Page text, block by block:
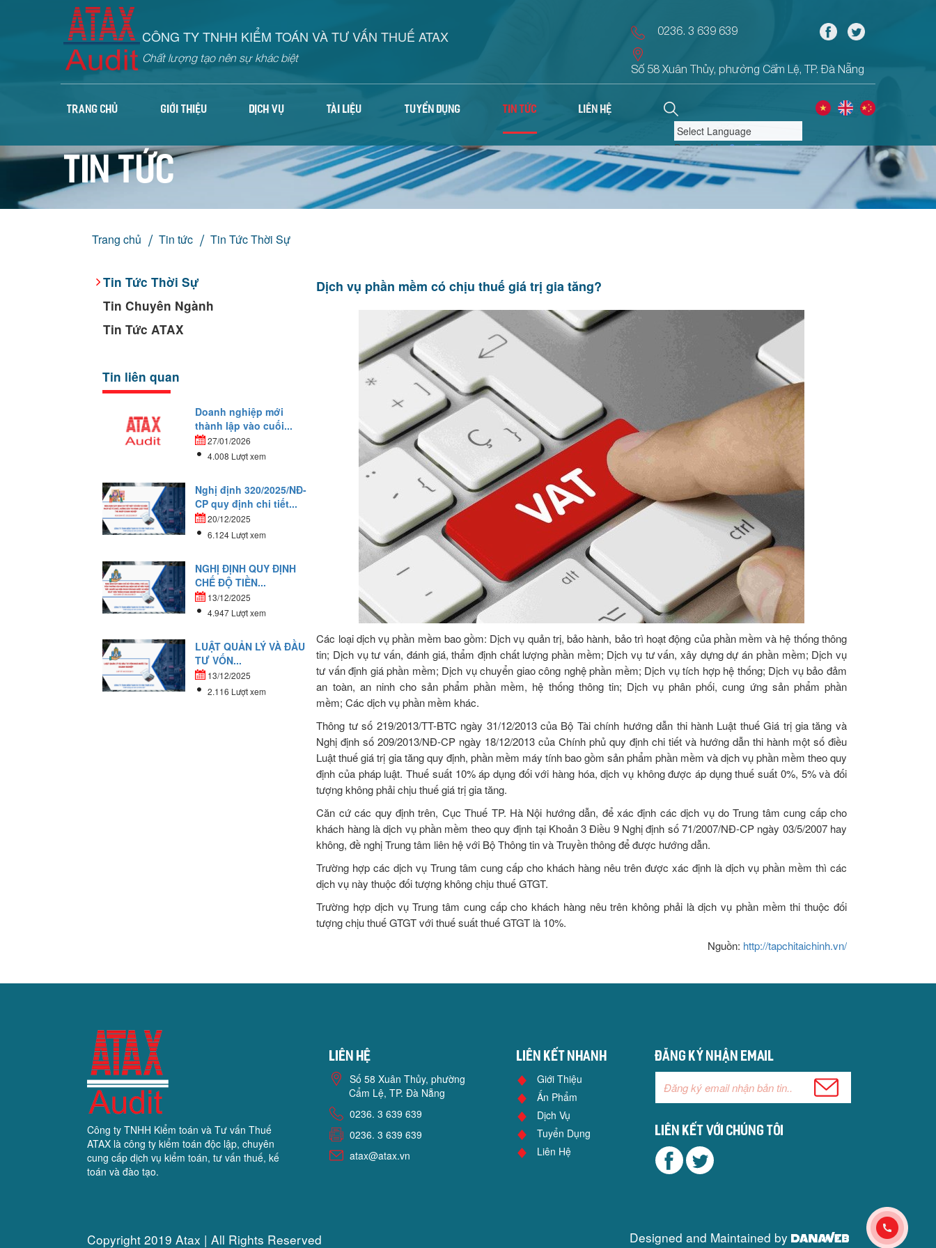
CÔNG TY TNHH KIỂM TOÁN VÀ TƯ VẤN THUẾ ATAX
Chất lượng tạo nên sự khác biệt
0236. 3 639 639
Số 58 Xuân Thủy, phường Cẩm Lệ, TP. Đà Nẵng
TRANG CHỦ GIỚI THIỆU DỊCH VỤ TÀI LIỆU TUYỂN DỤNG TIN TỨC LIÊN HỆ
Powered by Translate
Tin tức
Trang chủ Tin tức Tin Tức Thời Sự
Tin Tức Thời Sự
Tin Chuyên Ngành
Tin Tức ATAX
Tin liên quan
Doanh nghiệp mới
thành lập vào cuối...
27/01/2026
4.008 Lượt xem
Nghị định 320/2025/NĐ-
CP quy định chi tiết...
20/12/2025
6.124 Lượt xem
NGHỊ ĐỊNH QUY ĐỊNH
CHẾ ĐỘ TIỀN...
13/12/2025
4.947 Lượt xem
LUẬT QUẢN LÝ VÀ ĐẦU
TƯ VỐN...
13/12/2025
2.116 Lượt xem
Dịch vụ phần mềm có chịu thuế giá trị gia tăng?
Các loại dịch vụ phần mềm bao gồm: Dịch vụ quản trị, bảo hành, bảo trì hoạt động của phần mềm và hệ thống thông
tin; Dịch vụ tư vấn, đánh giá, thẩm định chất lượng phần mềm; Dịch vụ tư vấn, xây dựng dự án phần mềm; Dịch vụ
tư vấn định giá phần mềm; Dịch vụ chuyển giao công nghệ phần mềm; Dịch vụ tích hợp hệ thống; Dịch vụ bảo đảm
an toàn, an ninh cho sản phẩm phần mềm, hệ thống thông tin; Dịch vụ phân phối, cung ứng sản phẩm phần
mềm; Các dịch vụ phần mềm khác.
Thông tư số 219/2013/TT-BTC ngày 31/12/2013 của Bộ Tài chính hướng dẫn thi hành Luật thuế Giá trị gia tăng và
Nghị định số 209/2013/NĐ-CP ngày 18/12/2013 của Chính phủ quy định chi tiết và hướng dẫn thi hành một số điều
Luật thuế giá trị gia tăng quy định, phần mềm máy tính bao gồm sản phẩm phần mềm và dịch vụ phần mềm theo quy
định của pháp luật. Thuế suất 10% áp dụng đối với hàng hóa, dịch vụ không được áp dụng thuế suất 0%, 5% và đối
tượng không phải chịu thuế giá trị gia tăng.
Căn cứ các quy định trên, Cục Thuế TP. Hà Nội hướng dẫn, để xác định các dịch vụ do Trung tâm cung cấp cho
khách hàng là dịch vụ phần mềm theo quy định tại Khoản 3 Điều 9 Nghị định số 71/2007/NĐ-CP ngày 03/5/2007 hay
không, đề nghị Trung tâm liên hệ với Bộ Thông tin và Truyền thông để được hướng dẫn.
Trường hợp các dịch vụ Trung tâm cung cấp cho khách hàng nêu trên được xác định là dịch vụ phần mềm thì các
dịch vụ này thuộc đối tượng không chịu thuế GTGT.
Trường hợp dịch vụ Trung tâm cung cấp cho khách hàng nêu trên không phải là dịch vụ phần mềm thi thuộc đối
tượng chịu thuế GTGT với thuế suất thuế GTGT là 10%.
Nguồn: http://tapchitaichinh.vn/
Công ty TNHH Kiểm toán và Tư vấn Thuế
ATAX là công ty kiểm toán độc lập, chuyên
cung cấp dịch vụ kiểm toán, tư vấn thuế, kế
toán và đào tạo.
Liên hệ
Số 58 Xuân Thủy, phường
Cẩm Lệ, TP. Đà Nẵng
0236. 3 639 639
0236. 3 639 639
atax@atax.vn
Liên kết nhanh
Giới Thiệu
Ấn Phẩm
Dịch Vụ
Tuyển Dụng
Liên Hệ
Đăng ký nhận email
Liên kết với chúng tôi
Copyright 2019 Atax | All Rights Reserved Designed and Maintained by